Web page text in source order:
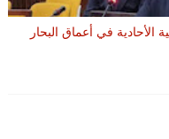
في أعماق البحار